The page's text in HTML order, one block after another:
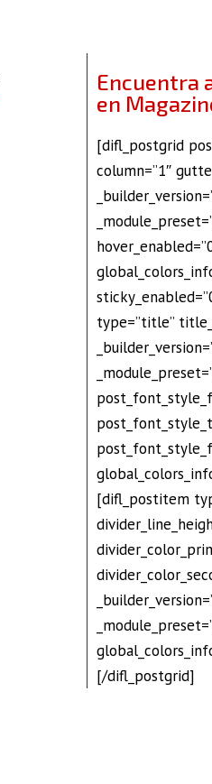
Encuentra
en
[difl_postgrid
column=”1″
type=”title”
[difl_postitem
[/difl_postgrid]